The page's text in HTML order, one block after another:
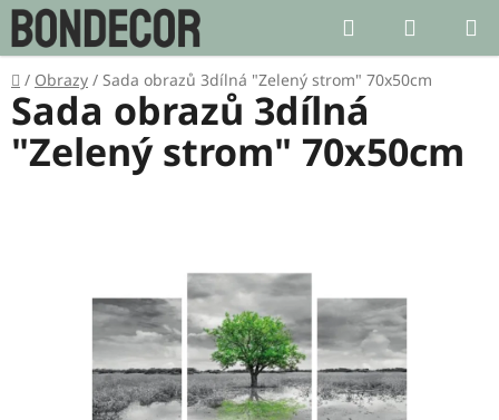
Přejít
na
obsah
Hledat
KOŠÍK
Domů
/ Obrazy / Sada obrazů 3dílná "Zelený strom" 70x50cm
Sada obrazů 3dílná
"Zelený strom" 70x50cm